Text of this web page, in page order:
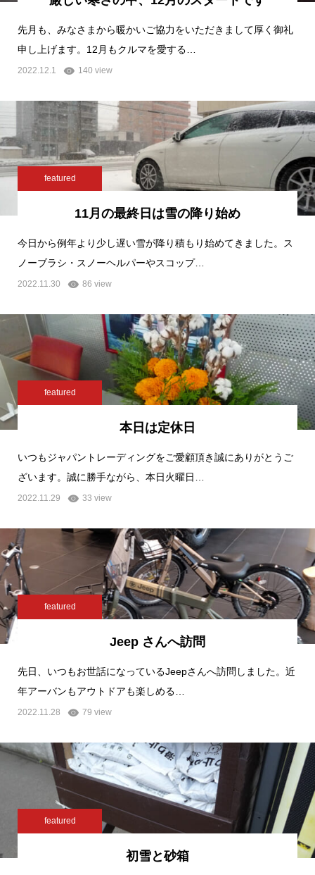
先月も、みなさまから暖かいご協力をいただきまして厚く御礼
申し上げます。12月もクルマを愛する…
2022.12.1 140 view
featured
11月の最終日は雪の降り始め
今日から例年より少し遅い雪が降り積もり始めてきました。ス
ノーブラシ・スノーヘルパーやスコップ…
2022.11.30 86 view
featured
本日は定休日
いつもジャパントレーディングをご愛顧頂き誠にありがとうご
ざいます。誠に勝手ながら、本日火曜日…
2022.11.29 33 view
featured
Jeep さんへ訪問
先日、いつもお世話になっているJeepさんへ訪問しました。近
年アーバンもアウトドアも楽しめる…
2022.11.28 79 view
featured
初雪と砂箱